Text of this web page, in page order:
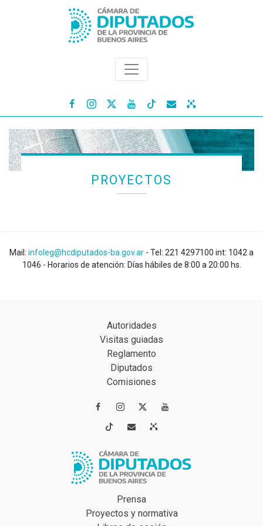
   
PROYECTOS
Mail: infoleg@hcdiputados-ba.gov.ar - Tel: 221 4297100 int: 1042 a
1046 - Horarios de atención: Días hábiles de 8:00 a 20:00 hs.
Autoridades
Visitas guiadas
Reglamento
Diputados
Comisiones
 
 
Prensa
Proyectos y normativa